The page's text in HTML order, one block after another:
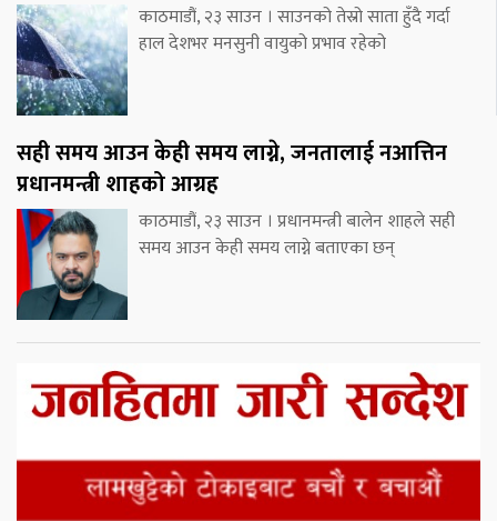
काठमाडौं, २३ साउन । साउनको तेस्रो साता हुँदै गर्दा
हाल देशभर मनसुनी वायुको प्रभाव रहेको
सही समय आउन केही समय लाग्ने, जनतालाई नआत्तिन
प्रधानमन्त्री शाहको आग्रह
काठमाडौं, २३ साउन । प्रधानमन्त्री बालेन शाहले सही
समय आउन केही समय लाग्ने बताएका छन्